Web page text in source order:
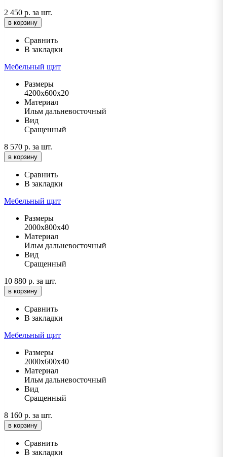
2 450 р. за шт.
в корзину
Сравнить
В закладки
Мебельный щит
Размеры
4200х600х20
Материал
Ильм дальневосточный
Вид
Сращенный
8 570 р. за шт.
в корзину
Сравнить
В закладки
Мебельный щит
Размеры
2000х800х40
Материал
Ильм дальневосточный
Вид
Сращенный
10 880 р. за шт.
в корзину
Сравнить
В закладки
Мебельный щит
Размеры
2000х600х40
Материал
Ильм дальневосточный
Вид
Сращенный
8 160 р. за шт.
в корзину
Сравнить
В закладки